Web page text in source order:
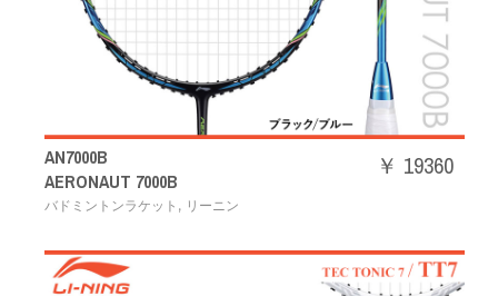
AN7000B
AERONAUT 7000B
バドミントンラケット , リーニン
￥ 19360